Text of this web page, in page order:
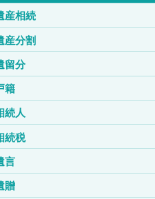
産相続
産分割
留分
籍
続人
続税
言
贈